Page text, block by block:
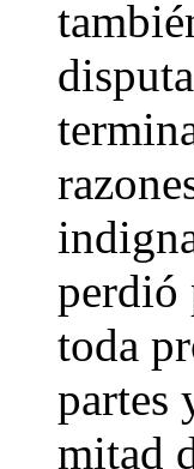
perdió
toda
partes
mitad